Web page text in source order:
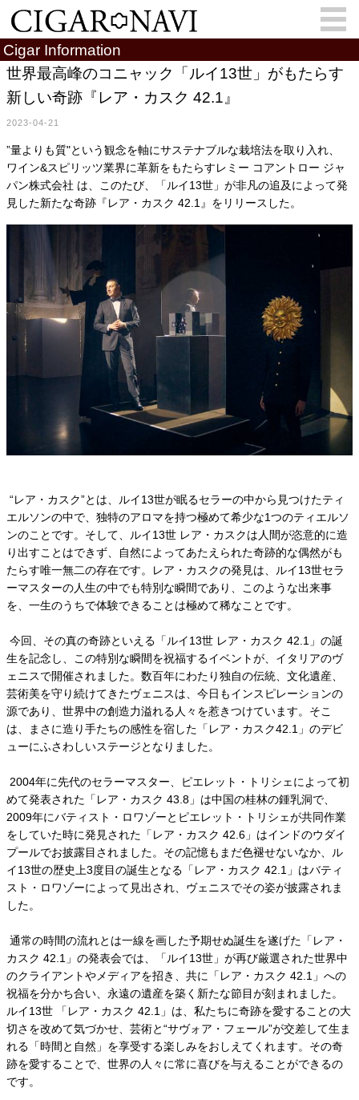
会員登録 お問い合わせ
Cigar Information Cigar Column
Memorandum 葉巻人
Cigar Information
世界最高峰のコニャック「ルイ13世」がもたらす
新しい奇跡『レア・カスク 42.1』
2023-04-21
”量よりも質"という観念を軸にサステナブルな栽培法を取り入れ、
ワイン&スピリッツ業界に革新をもたらすレミー コアントロー ジャ
パン株式会社 は、このたび、「ルイ13世」が非凡の追及によって発
見した新たな奇跡『レア・カスク 42.1』をリリースした。
“レア・カスク”とは、ルイ13世が眠るセラーの中から見つけたティ
エルソンの中で、独特のアロマを持つ極めて希少な1つのティエルソ
ンのことです。そして、ルイ13世 レア・カスクは人間が恣意的に造
り出すことはできず、自然によってあたえられた奇跡的な偶然がも
たらす唯一無二の存在です。レア・カスクの発見は、ルイ13世セラ
ーマスターの人生の中でも特別な瞬間であり、このような出来事
を、一生のうちで体験できることは極めて稀なことです。
今回、その真の奇跡といえる「ルイ13世 レア・カスク 42.1」の誕
生を記念し、この特別な瞬間を祝福するイベントが、イタリアのヴ
ェニスで開催されました。数百年にわたり独自の伝統、文化遺産、
芸術美を守り続けてきたヴェニスは、今日もインスピレーションの
源であり、世界中の創造力溢れる人々を惹きつけています。そこ
は、まさに造り手たちの感性を宿した「レア・カスク42.1」のデビ
ューにふさわしいステージとなりました。
2004年に先代のセラーマスター、ピエレット・トリシェによって初
めて発表された「レア・カスク 43.8」は中国の桂林の鍾乳洞で、
2009年にバティスト・ロワゾーとピエレット・トリシェが共同作業
をしていた時に発見された「レア・カスク 42.6」はインドのウダイ
プールでお披露目されました。その記憶もまだ色褪せないなか、ル
イ13世の歴史上3度目の誕生となる「レア・カスク 42.1」はバティ
スト・ロワゾーによって見出され、ヴェニスでその姿が披露されま
した。
通常の時間の流れとは一線を画した予期せぬ誕生を遂げた「レア・
カスク 42.1」の発表会では、「ルイ13世」が再び厳選された世界中
のクライアントやメディアを招き、共に「レア・カスク 42.1」への
祝福を分かち合い、永遠の遺産を築く新たな節目が刻まれました。
ルイ13世 「レア・カスク 42.1」は、私たちに奇跡を愛することの大
切さを改めて気づかせ、芸術と“サヴォア・フェール”が交差して生ま
れる「時間と自然」を享受する楽しみをおしえてくれます。その奇
跡を愛することで、世界の人々に常に喜びを与えることができるの
です。